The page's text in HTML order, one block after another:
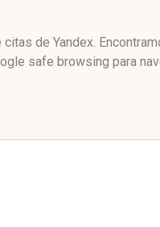
de Yandex.
safe browsing para